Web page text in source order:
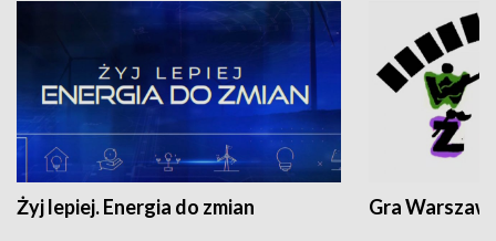
Żyj lepiej. Energia do zmian Gra